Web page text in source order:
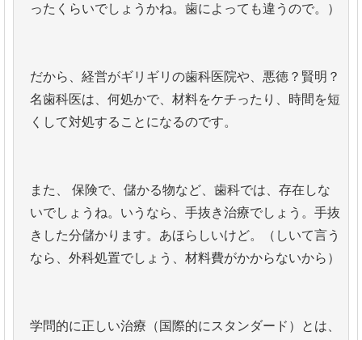
ったくらいでしょうかね。歯によっても違うので。）
だから、経営がギリギリの歯科医院や、悪徳？賢明？
名歯科医は、何処かで、材料をケチったり、時間を短
くして対処することになるのです。
また、 保険で、儲かる物など、歯科では、存在しな
いでしょうね。いうなら、手抜き治療でしょう。手抜
きした分儲かります。あほらしいけど。（しいて言う
なら、外科処置でしょう、材料費がかからないから）
学問的に正しい治療（国際的にスタンダード）とは、